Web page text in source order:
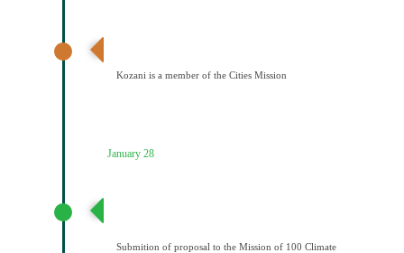
Kozani is a member of the Cities Mission
January 28
Submition of proposal to the Mission of 100 Climate